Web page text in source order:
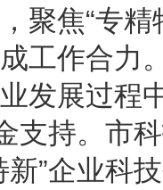
聚焦“专
工作合力
发展过程
持。市科
新”企业科